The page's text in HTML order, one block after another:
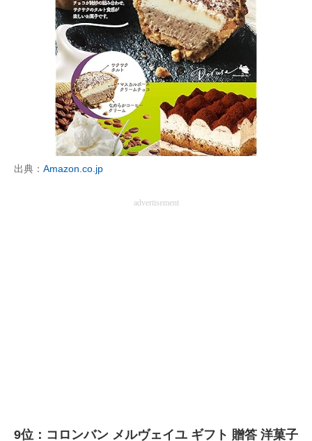
AI活用のいまが分かる
企業ITのトレンドを詳説
経営リーダーのコミュニティ
マーケ×ITの今がよく分かる
ITエンジニア向け専門サイト
企業向けIT製品の総合サイト
出典： Amazon.co.jp
advertisement
9位：コロンバン メルヴェイユ ギフト 贈答 洋菓子